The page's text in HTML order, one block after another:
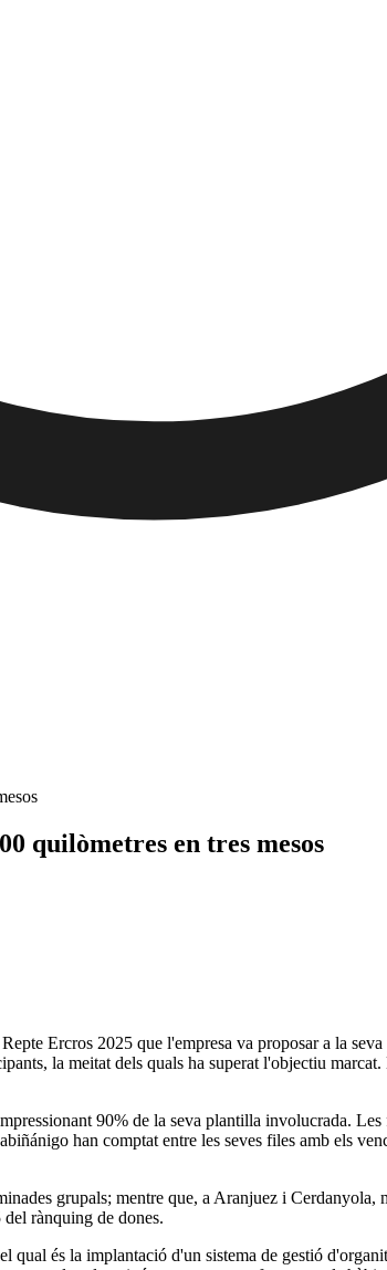
quilòmetres en tres mesos
Ercros 2025 que l'empresa va proposar a la
la meitat dels quals ha superat l'objectiu
90% de la seva plantilla involucrada.
han comptat entre les seves files amb els
grupals; mentre que, a Aranjuez i
rànquing de dones.
és la implantació d'un sistema de gestió